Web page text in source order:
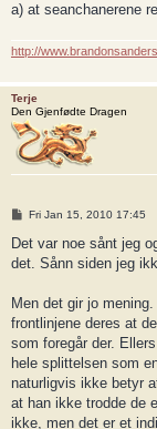
a) at seanchanerene
http://
Terje
Den Gjenfødte Dragen
P
s
Fri Jan 15, 2010 17:45
Det var noe sånt jeg
det. Sånn siden jeg
Men det gir jo
frontlinjene deres at
som foregår der.
hele splittelsen som
naturligvis ikke betyr
at han ikke trodde de
ikke, men det er et